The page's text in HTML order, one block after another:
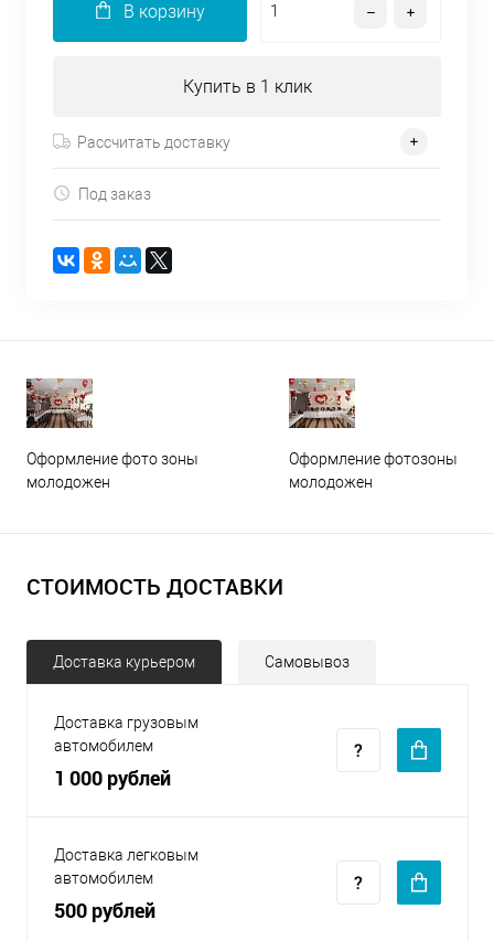
В корзину
Купить в 1 клик
Рассчитать доставку
Под заказ
Оформление фото зоны
молодожен
Оформление фотозоны
молодожен
СТОИМОСТЬ ДОСТАВКИ
Доставка курьером Самовывоз
Доставка грузовым
автомобилем
1 000 рублей
Доставка легковым
автомобилем
500 рублей